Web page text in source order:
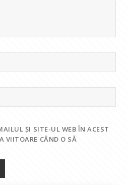
ȘI SITE-UL WEB ÎN ACEST
VIITOARE CÂND O SĂ